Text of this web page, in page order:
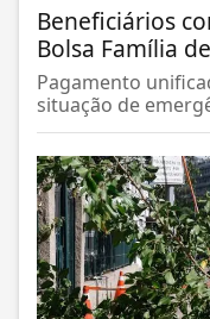
Beneficiários
Bolsa Família
Pagamento
situação de